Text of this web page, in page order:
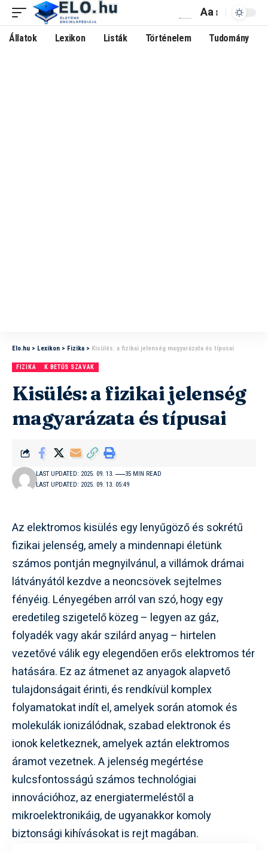
Aa
Állatok Lexikon Listák Történelem Tudomány
Elo.hu > Lexikon > Fizika > Kisülés: a fizikai jelenség magyarázata és típusai
FIZIKA K BETŰS SZAVAK
Kisülés: a fizikai jelenség
magyarázata és típusai
LAST UPDATED: 2025. 09. 13. 05:49
LAST UPDATED: 2025. 09. 13. 35 MIN READ
Az elektromos kisülés egy lenyűgöző és sokrétű
fizikai jelenség, amely a mindennapi életünk
számos pontján megnyilvánul, a villámok drámai
látványától kezdve a neoncsövek sejtelmes
fényéig. Lényegében arról van szó, hogy egy
eredetileg szigetelő közeg – legyen az gáz,
folyadék vagy akár szilárd anyag – hirtelen
vezetővé válik egy elegendően erős elektromos tér
hatására. Ez az átmenet az anyagok alapvető
tulajdonságait érinti, és rendkívül komplex
folyamatokat indít el, amelyek során atomok és
molekulák ionizálódnak, szabad elektronok és
ionok keletkeznek, amelyek aztán elektromos
áramot vezetnek. A jelenség megértése
kulcsfontosságú számos technológiai
innovációhoz, az energiatermeléstől a
mikroelektronikáig, de ugyanakkor komoly
biztonsági kihívásokat is rejt magában.